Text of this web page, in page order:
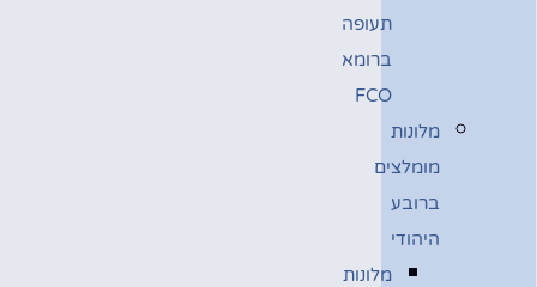
תעופה
ברומא
FCO
מלונות
מומלצים
ברובע
היהודי
מלונות